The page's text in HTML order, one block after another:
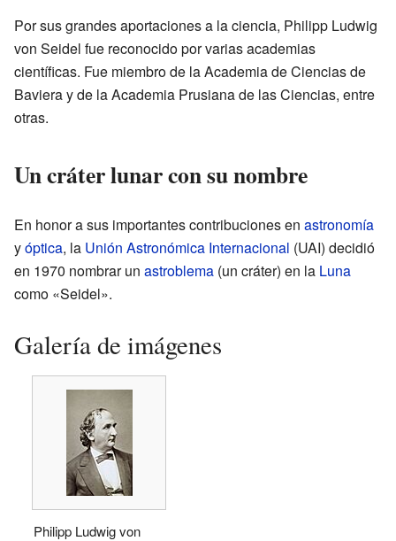
Por sus grandes aportaciones a la ciencia, Philipp Ludwig
von Seidel fue reconocido por varias academias
científicas. Fue miembro de la Academia de Ciencias de
Baviera y de la Academia Prusiana de las Ciencias, entre
otras.
Un cráter lunar con su nombre
En honor a sus importantes contribuciones en astronomía
yóptica, la Unión Astronómica Internacional (UAI) decidió
en 1970 nombrar un astroblema (un cráter) en la Luna
como «Seidel».
Galería de imágenes
Philipp Ludwig von